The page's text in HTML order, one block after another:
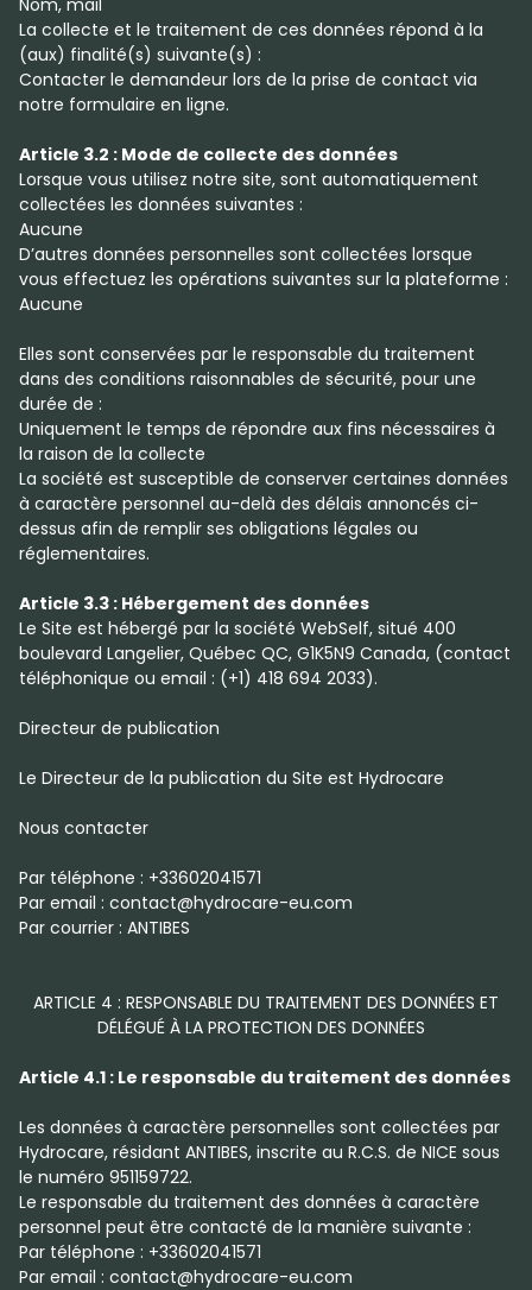
Nom, mail
La collecte et le traitement de ces données répond à la
(aux) finalité(s) suivante(s) :
Contacter le demandeur lors de la prise de contact via
notre formulaire en ligne.
Article 3.2 : Mode de collecte des données
Lorsque vous utilisez notre site, sont automatiquement
collectées les données suivantes :
Aucune
D’autres données personnelles sont collectées lorsque
vous effectuez les opérations suivantes sur la plateforme :
Aucune
Elles sont conservées par le responsable du traitement
dans des conditions raisonnables de sécurité, pour une
durée de :
Uniquement le temps de répondre aux fins nécessaires à
la raison de la collecte
La société est susceptible de conserver certaines données
à caractère personnel au-delà des délais annoncés ci-
dessus afin de remplir ses obligations légales ou
réglementaires.
Article 3.3 : Hébergement des données
Le Site est hébergé par la société WebSelf, situé 400
boulevard Langelier, Québec QC, G1K5N9 Canada, (contact
téléphonique ou email : (+1) 418 694 2033).
Directeur de publication
Le Directeur de la publication du Site est Hydrocare
Nous contacter
Par téléphone : +33602041571
Par email : contact@hydrocare-eu.com
Par courrier : ANTIBES
ARTICLE 4 : RESPONSABLE DU TRAITEMENT DES DONNÉES ET
DÉLÉGUÉ À LA PROTECTION DES DONNÉES
Article 4.1 : Le responsable du traitement des données
Les données à caractère personnelles sont collectées par
Hydrocare, résidant ANTIBES, inscrite au R.C.S. de NICE sous
le numéro 951159722.
Le responsable du traitement des données à caractère
personnel peut être contacté de la manière suivante :
Par téléphone : +33602041571
Par email : contact@hydrocare-eu.com